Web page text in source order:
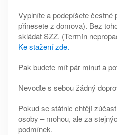
Vyplníte a podepíšete čestné
přinesete z domova). Bez
skládat SZZ. (Termín
Ke stažení zde.
Pak budete mít pár minut a
Nevoďte s sebou žádný
Pokud se státnic chtějí
osoby – mohou, ale za
podmínek.